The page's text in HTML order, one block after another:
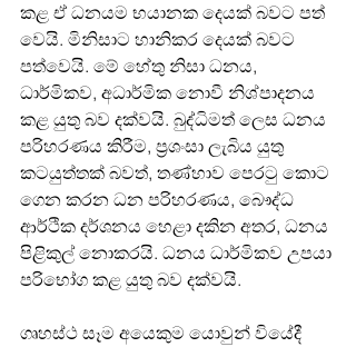
කළ ඒ ධනයම භයානක දෙයක් බවට පත්
වෙයි. මිනිසාට හානිකර දෙයක් බවට
පත්වෙයි. මේ හේතු නිසා ධනය,
ධාර්මිකව, අධාර්මික නොවී නිශ්පාදනය
කළ යුතු බව දක්වයි. බුද්ධිමත් ලෙස ධනය
පරිහරණය කිරීම, ප්‍රශංසා ලැබිය යුතු
කටයුත්තක් බවත්, තණ්හාව පෙරටු කොට
ගෙන කරන ධන පරිහරණය, බෞද්ධ
ආර්ථික දර්ශනය හෙළා දකින අතර, ධනය
පිළිකුල් නොකරයි. ධනය ධාර්මිකව උපයා
පරිභෝග කළ යුතු බව දක්වයි.
ගෘහස්ථ සෑම අයෙකුම යොවුන් වියේදී